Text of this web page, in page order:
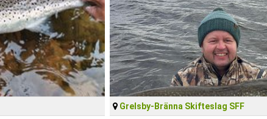
Grelsby-Bränna Skifteslag SFF